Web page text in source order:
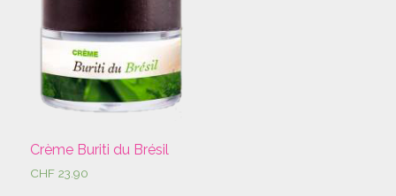
Crème Buriti du Brésil
CHF 23.90